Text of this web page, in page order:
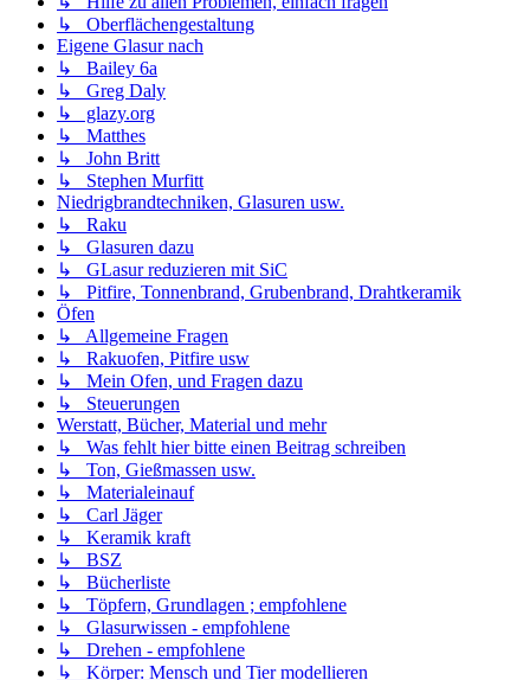
↳ Oberflächengestaltung
Eigene Glasur nach
↳ Bailey 6a
↳ Greg Daly
↳ glazy.org
↳ Matthes
↳ John Britt
↳ Stephen Murfitt
Niedrigbrandtechniken, Glasuren usw.
↳ Raku
↳ Glasuren dazu
↳ GLasur reduzieren mit SiC
↳ Pitfire, Tonnenbrand, Grubenbrand, Drahtkeramik
Öfen
↳ Allgemeine Fragen
↳ Rakuofen, Pitfire usw
↳ Mein Ofen, und Fragen dazu
↳ Steuerungen
Werstatt, Bücher, Material und mehr
↳ Was fehlt hier bitte einen Beitrag schreiben
↳ Ton, Gießmassen usw.
↳ Materialeinauf
↳ Carl Jäger
↳ Keramik kraft
↳ BSZ
↳ Bücherliste
↳ Töpfern, Grundlagen ; empfohlene
↳ Glasurwissen - empfohlene
↳ Drehen - empfohlene
↳ Körper: Mensch und Tier modellieren